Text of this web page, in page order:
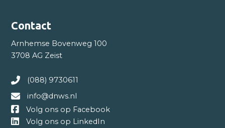
Contact
Arnhemse Bovenweg 100
3708 AG Zeist
(088) 9730611
info@dnws.nl
Volg ons op Facebook
Volg ons op LinkedIn